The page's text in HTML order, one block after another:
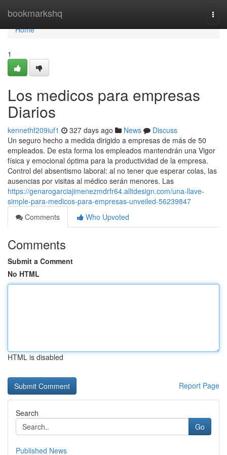
bookmarkshq
Home
Home
1
Los medicos para empresas
Diarios
kennethf209iuf1 327 days ago News
Discuss
Un seguro hecho a medida dirigido a empresas de más de 50
empleados. De esta forma los empleados mantendrán una Vigor
física y emocional óptima para la productividad de la empresa.
Control del absentismo laboral: al no tener que esperar colas, las
ausencias por visitas al médico serán menores. Las
https://genarogarciajimenezmdrfr64.alltdesign.com/una-llave-
simple-para-medicos-para-empresas-unveiled-56239847
Comments
Who Upvoted
Comments
Submit a Comment
No HTML
HTML is disabled
Report Page
Search
Go
Published News